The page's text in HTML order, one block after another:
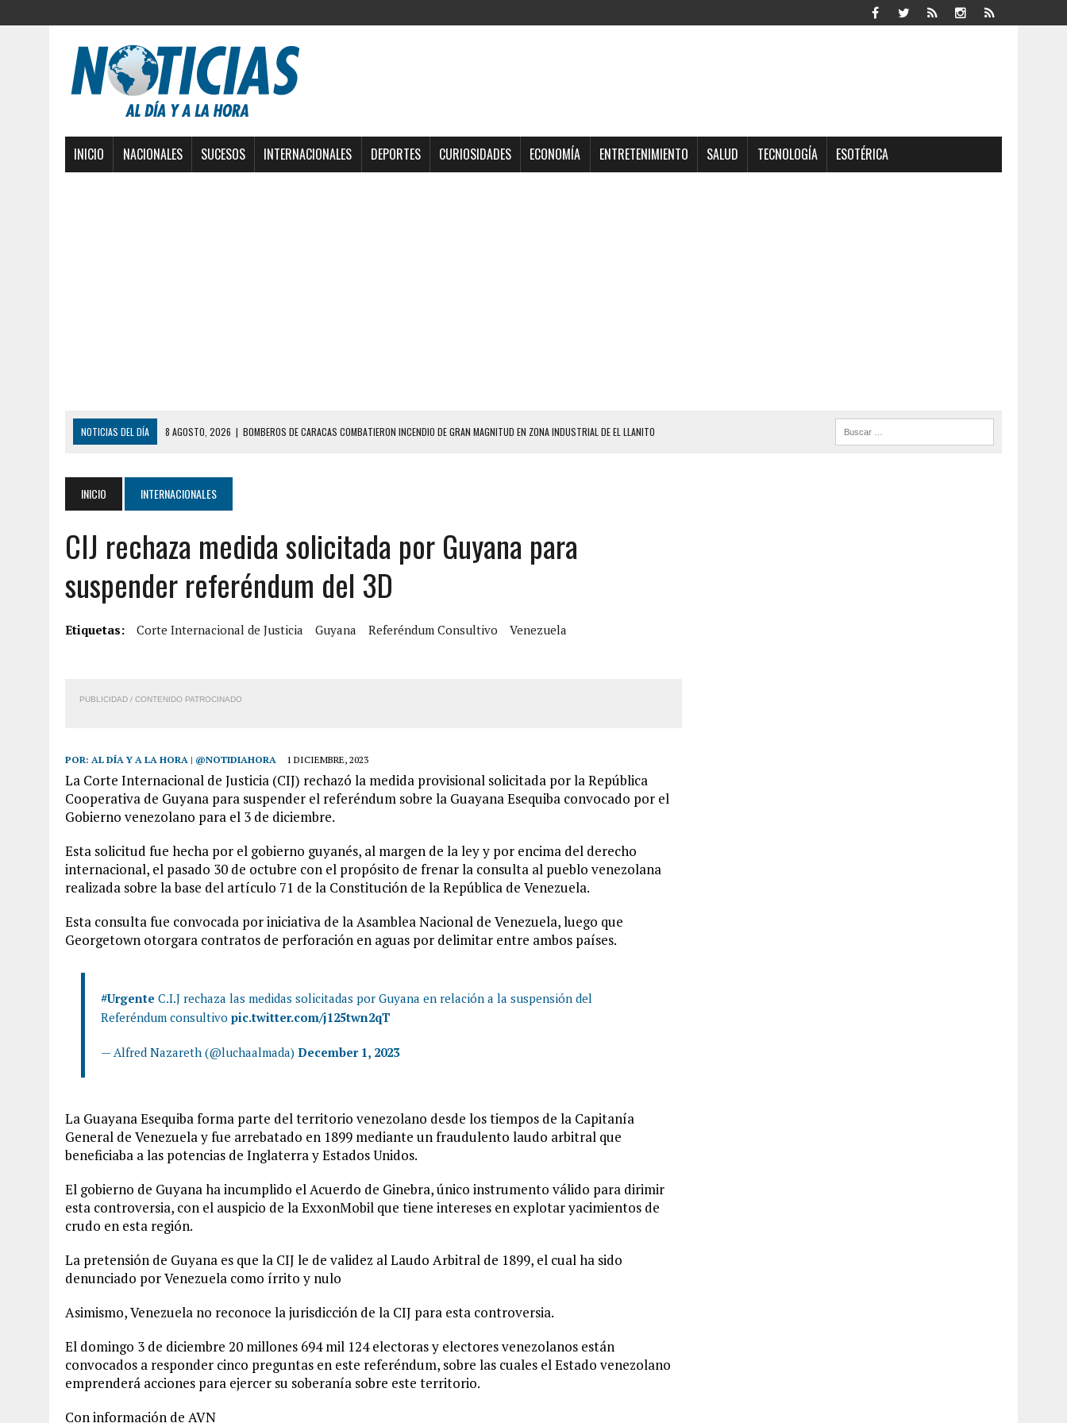
INICIO NACIONALES SUCESOS INTERNACIONALES DEPORTES CURIOSIDADES ECONOMÍA ENTRETENIMIENTO SALUD TECNOLOGÍA ESOTÉRICA
NOTICIAS DEL DÍA 8 AGOSTO, 2026 | BOMBEROS DE CARACAS COMBATIERON INCENDIO DE GRAN MAGNITUD EN ZONA INDUSTRIAL DE EL LLANITO
7 AGOSTO, 2026 | YARACUY: ASESINARON DOS HOMBRES EL MISMO DÍA EN SECTORES VECINOS
7 AGOSTO, 2026
LOCALIZARON CUERPO DE ‘LA SEÑORA DE LAS UÑAS BONITAS’ 42 DÍAS DESPUÉS DE LOS TERREMOTOS EN LA GUAIRA
6 AGOSTO, 2026 | MISTERIOSA MUERTE DE MODELO EN MONAGAS: HALLARON EL CUERPO DENTRO DE SU CASA
6 AGOSTO, 2026
BARINAS: ADOLESCENTE SE QUITÓ LA VIDA TRAS SER ACOSADA Y ABUSADA POR LA PAREJA DE SU ABUELA
9 AGOSTO, 2026
LARA: FALLECIÓ NIÑA CON DOS AÑOS AHOGADA TRAS CAER EN TANQUE DE AGUA
INICIO INTERNACIONALES
CIJ rechaza medida solicitada por Guyana para
suspender referéndum del 3D
Etiquetas: Corte Internacional de Justicia Guyana Referéndum Consultivo Venezuela
PUBLICIDAD / CONTENIDO PATROCINADO
POR: AL DÍA Y A LA HORA | @NOTIDIAHORA 1 DICIEMBRE, 2023
La Corte Internacional de Justicia (CIJ) rechazó la medida provisional solicitada por la República
Cooperativa de Guyana para suspender el referéndum sobre la Guayana Esequiba convocado por el
Gobierno venezolano para el 3 de diciembre.
Esta solicitud fue hecha por el gobierno guyanés, al margen de la ley y por encima del derecho
internacional, el pasado 30 de octubre con el propósito de frenar la consulta al pueblo venezolana
realizada sobre la base del artículo 71 de la Constitución de la República de Venezuela.
Esta consulta fue convocada por iniciativa de la Asamblea Nacional de Venezuela, luego que
Georgetown otorgara contratos de perforación en aguas por delimitar entre ambos países.
#Urgente C.I.J rechaza las medidas solicitadas por Guyana en relación a la suspensión del
Referéndum consultivo pic.twitter.com/j125twn2qT
— Alfred Nazareth (@luchaalmada) December 1, 2023
La Guayana Esequiba forma parte del territorio venezolano desde los tiempos de la Capitanía
General de Venezuela y fue arrebatado en 1899 mediante un fraudulento laudo arbitral que
beneficiaba a las potencias de Inglaterra y Estados Unidos.
El gobierno de Guyana ha incumplido el Acuerdo de Ginebra, único instrumento válido para dirimir
esta controversia, con el auspicio de la ExxonMobil que tiene intereses en explotar yacimientos de
crudo en esta región.
La pretensión de Guyana es que la CIJ le de validez al Laudo Arbitral de 1899, el cual ha sido
denunciado por Venezuela como írrito y nulo
Asimismo, Venezuela no reconoce la jurisdicción de la CIJ para esta controversia.
El domingo 3 de diciembre 20 millones 694 mil 124 electoras y electores venezolanos están
convocados a responder cinco preguntas en este referéndum, sobre las cuales el Estado venezolano
emprenderá acciones para ejercer su soberanía sobre este territorio.
Con información de AVN